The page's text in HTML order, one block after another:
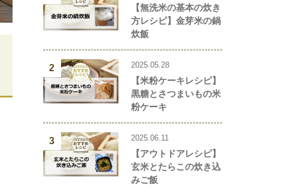
【無洗米の基本の炊き
方レシピ】金芽米の鍋
炊飯
2 2025.05.28
【米粉ケーキレシピ】
黒糖とさつまいもの米
粉ケーキ
3 2025.06.11
【アウトドアレシピ】
玄米とたらこの炊き込
みご飯